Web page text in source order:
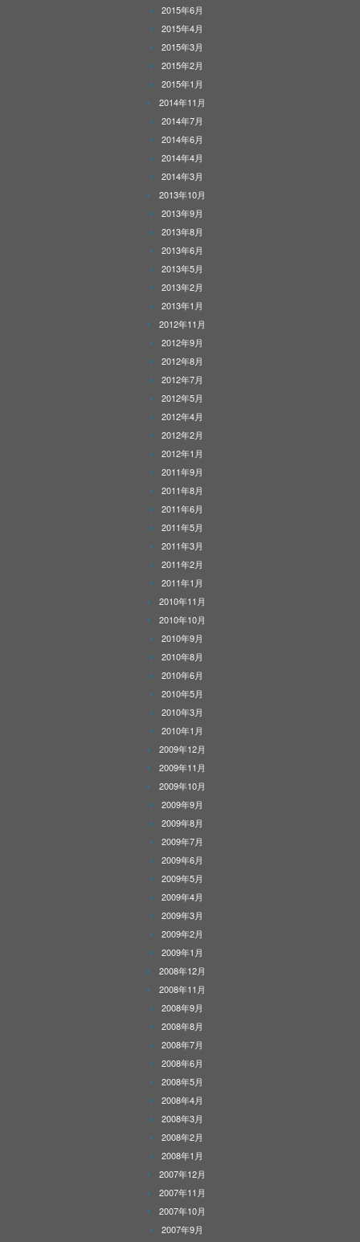
2015年6月
2015年4月
2015年3月
2015年2月
2015年1月
2014年11月
2014年7月
2014年6月
2014年4月
2014年3月
2013年10月
2013年9月
2013年8月
2013年6月
2013年5月
2013年2月
2013年1月
2012年11月
2012年9月
2012年8月
2012年7月
2012年5月
2012年4月
2012年2月
2012年1月
2011年9月
2011年8月
2011年6月
2011年5月
2011年3月
2011年2月
2011年1月
2010年11月
2010年10月
2010年9月
2010年8月
2010年6月
2010年5月
2010年3月
2010年1月
2009年12月
2009年11月
2009年10月
2009年9月
2009年8月
2009年7月
2009年6月
2009年5月
2009年4月
2009年3月
2009年2月
2009年1月
2008年12月
2008年11月
2008年9月
2008年8月
2008年7月
2008年6月
2008年5月
2008年4月
2008年3月
2008年2月
2008年1月
2007年12月
2007年11月
2007年10月
2007年9月